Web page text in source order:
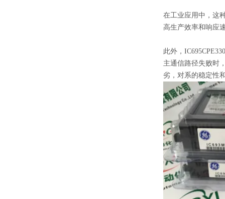
在工业应用中，这
高生产效率和响应
此外，
主通信路径失败时
劣，对系的稳定性